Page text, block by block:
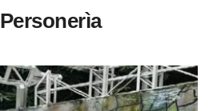
Personerìa